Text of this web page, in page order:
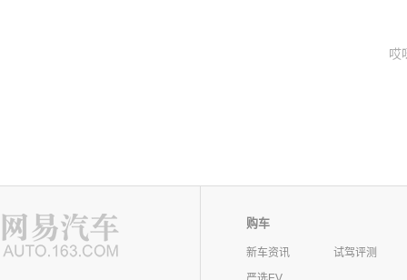
哎
购车
新车资讯
试驾评测